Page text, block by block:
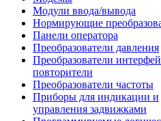
Модули ввода/вывода
Нормирующие
Панели оператора
Преобразователи давления
Преобразователи
повторители
Преобразователи частоты
Приборы для индикации и
управления задвижками